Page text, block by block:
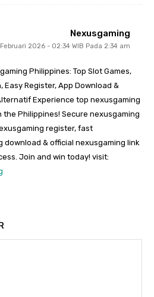
Nexusgaming
2026 - 02:34 WIB Pada 2:34 am
Philippines: Top Slot Games,
Easy Register, App Download &
Experience top nexusgaming
the Philippines! Secure nexusgaming
register, fast
download & official nexusgaming link
Join and win today! visit: